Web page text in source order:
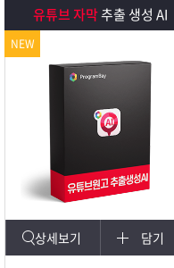
유튜브 자막추출 생성 AI
상세보기 담기
NEW